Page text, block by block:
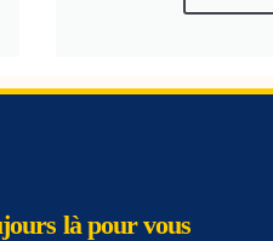
là pour vous